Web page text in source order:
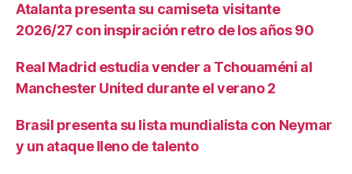
Atalanta presenta su camiseta visitante
2026/27 con inspiración retro de los años 90
Real Madrid estudia vender a Tchouaméni al
Manchester United durante el verano 2
Brasil presenta su lista mundialista con Neymar
y un ataque lleno de talento